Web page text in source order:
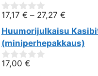
0
of
5
17,17 € – 27,27 €
Huumorijulkaisu
(miniperhepakkaus)
0
17,00 €